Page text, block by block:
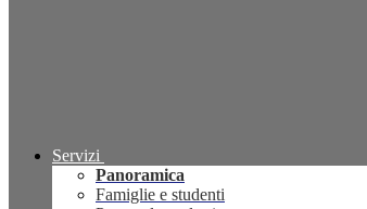
Servizi
Panoramica
Famiglie e studenti